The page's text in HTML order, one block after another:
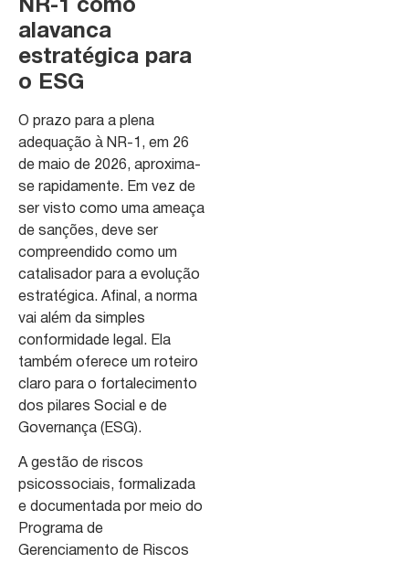
NR-1 como
alavanca
estratégica para
o ESG
O prazo para a plena
adequação à NR-1, em 26
de maio de 2026, aproxima-
se rapidamente. Em vez de
ser visto como uma ameaça
de sanções, deve ser
compreendido como um
catalisador para a evolução
estratégica. Afinal, a norma
vai além da simples
conformidade legal. Ela
também oferece um roteiro
claro para o fortalecimento
dos pilares Social e de
Governança (ESG).
A gestão de riscos
psicossociais, formalizada
e documentada por meio do
Programa de
Gerenciamento de Riscos